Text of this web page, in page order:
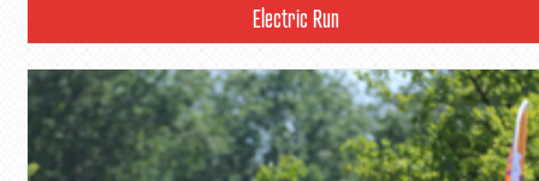
Electric Run